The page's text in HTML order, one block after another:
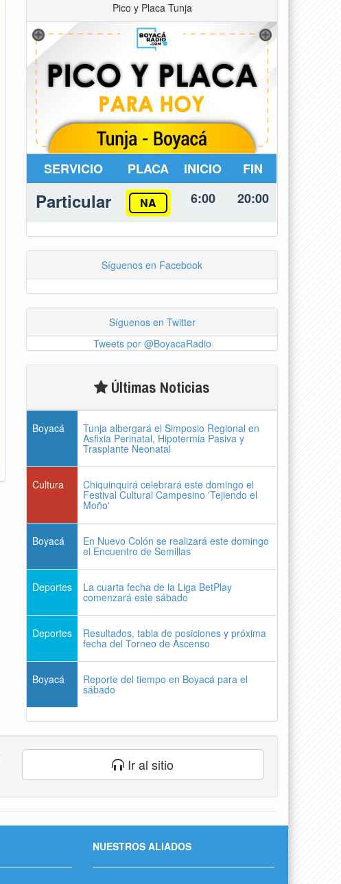
Pico y Placa Tunja
SERVICIO PLACA INICIO FIN
Particular NA 6:00 20:00
Síguenos en Facebook
Síguenos en Twitter
Tweets por @BoyacaRadio
Últimas Noticias
Boyacá Tunja albergará el Simposio Regional en
Asfixia Perinatal, Hipotermia Pasiva y
Trasplante Neonatal
Cultura Chiquinquirá celebrará este domingo el
Festival Cultural Campesino 'Tejiendo el
Moño'
Boyacá En Nuevo Colón se realizará este domingo
el Encuentro de Semillas
Deportes La cuarta fecha de la Liga BetPlay
comenzará este sábado
Deportes Resultados, tabla de posiciones y próxima
fecha del Torneo de Ascenso
Boyacá Reporte del tiempo en Boyacá para el
sábado
Ir al sitio
NUESTROS ALIADOS